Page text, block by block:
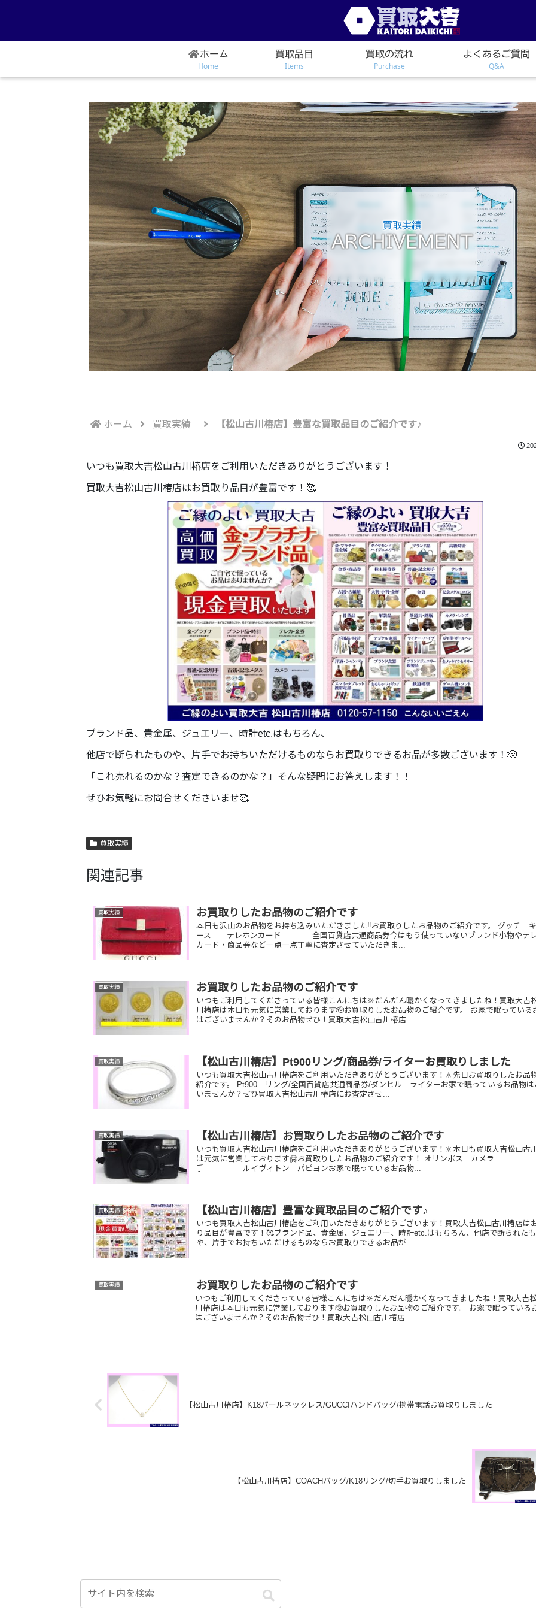
買取実績
ARCHIVEMENT
ホーム
Home
買取品目
Items
買取の流れ
Purchase
よくあるご質問
Q&A
ホーム 買取実績 【松山古川椿店】豊富な買取品目のご紹介です♪
いつも買取大吉松山古川椿店をご利用いただきありがとうございます！
買取大吉松山古川椿店はお買取り品目が豊富です！🥰
ブランド品、貴金属、ジュエリー、時計etc.はもちろん、
他店で断られたものや、片手でお持ちいただけるものならお買取りできるお品が多数ございます！🫡
「これ売れるのかな？査定できるのかな？」そんな疑問にお答えします！！
ぜひお気軽にお問合せくださいませ🥰
買取実績
関連記事
買取実績 お買取りしたお品物のご紹介です
本日も沢山のお品物をお持ち込みいただきました‼️お買取りしたお品物のご紹介です。 グッチ
ース テレホンカード 全国百貨店共通商品券今はもう使っていないブランド小物やテ
カード・商品券など一点一点丁寧に査定させていただきま...
買取実績 お買取りしたお品物のご紹介です
いつもご利用してくださっている皆様こんにちは🔆だんだん暖かくなってきましたね！買取大吉
川椿店は本日も元気に営業しております🫡お買取りしたお品物のご紹介です。 お家で眠っている
はございませんか？そのお品物ぜひ！買取大吉松山古川椿店...
買取実績 【松山古川椿店】Pt900リング/商品券/ライターお買取りしました
いつも買取大吉松山古川椿店をご利用いただきありがとうございます！🔆先日お買取りしたお品
紹介です。 Pt900 リング/全国百貨店共通商品券/ダンヒル ライターお家で眠っているお品物は
いませんか？ぜひ買取大吉松山古川椿店にお査定させ...
買取実績 【松山古川椿店】お買取りしたお品物のご紹介です
いつも買取大吉松山古川椿店をご利用いただきありがとうございます！🔆本日も買取大吉松山古
は元気に営業しております🤗お買取りしたお品物のご紹介です！ オリンポス カメ
手 ルイヴィトン パピヨンお家で眠っているお品物...
買取実績 【松山古川椿店】豊富な買取品目のご紹介です♪
いつも買取大吉松山古川椿店をご利用いただきありがとうございます！買取大吉松山古川椿店は
り品目が豊富です！🥰ブランド品、貴金属、ジュエリー、時計etc.はもちろん、他店で断られた
や、片手でお持ちいただけるものならお買取りできるお品が...
買取実績 お買取りしたお品物のご紹介です
いつもご利用してくださっている皆様こんにちは🔆だんだん暖かくなってきましたね！買取大吉
川椿店は本日も元気に営業しております🫡お買取りしたお品物のご紹介です。 お家で眠っている
はございませんか？そのお品物ぜひ！買取大吉松山古川椿店...
【松山古川椿店】K18パールネックレス/GUCCIハンドバッグ/携帯電話お買取りしました
【松山古川椿店】COACHバッグ/K18リング/切手お買取りしました